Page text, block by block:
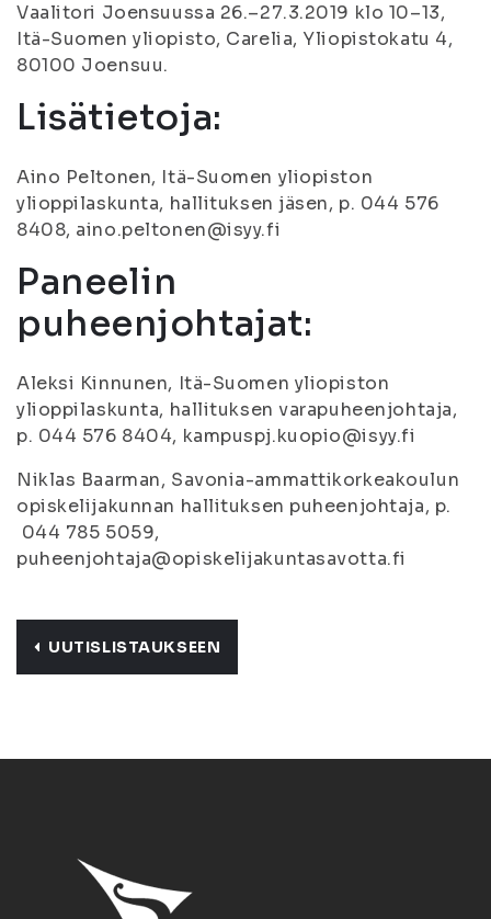
Vaalitori Joensuussa 26.–27.3.2019 klo 10–13,
Itä-Suomen yliopisto, Carelia, Yliopistokatu 4,
80100 Joensuu.
Lisätietoja:
Aino Peltonen, Itä-Suomen yliopiston
ylioppilaskunta, hallituksen jäsen, p. 044 576
8408, aino.peltonen@isyy.fi
Paneelin
puheenjohtajat:
Aleksi Kinnunen, Itä-Suomen yliopiston
ylioppilaskunta, hallituksen varapuheenjohtaja,
p. 044 576 8404, kampuspj.kuopio@isyy.fi
Niklas Baarman, Savonia-ammattikorkeakoulun
opiskelijakunnan hallituksen puheenjohtaja, p.
044 785 5059,
puheenjohtaja@opiskelijakuntasavotta.fi
UUTISLISTAUKSEEN